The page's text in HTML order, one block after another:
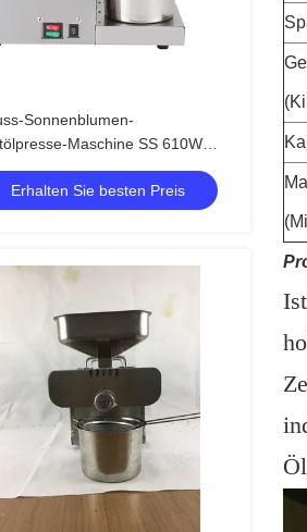
Sonnenblumen-
Maschine SS 610W
Erhalten Sie besten Preis